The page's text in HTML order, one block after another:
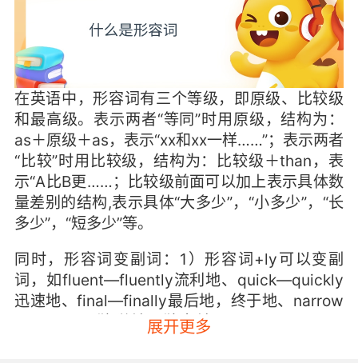
在英语中，形容词有三个等级，即原级、比较级
和最高级。表示两者“等同”时用原级，结构为：
as＋原级＋as，表示“xx和xx一样……”；表示两者
“比较”时用比较级，结构为：比较级＋than，表
示“A比B更……；比较级前面可以加上表示具体数
量差别的结构,表示具体“大多少”，“小多少”，“长
多少”，“短多少”等。
同时，形容词变副词：1）形容词+ly可以变副
词，如fluent—fluently流利地、quick—quickly
迅速地、final—finally最后地，终于地、narrow
—narrowly 狭隘地，狭窄地、bright—brightly
展开更多